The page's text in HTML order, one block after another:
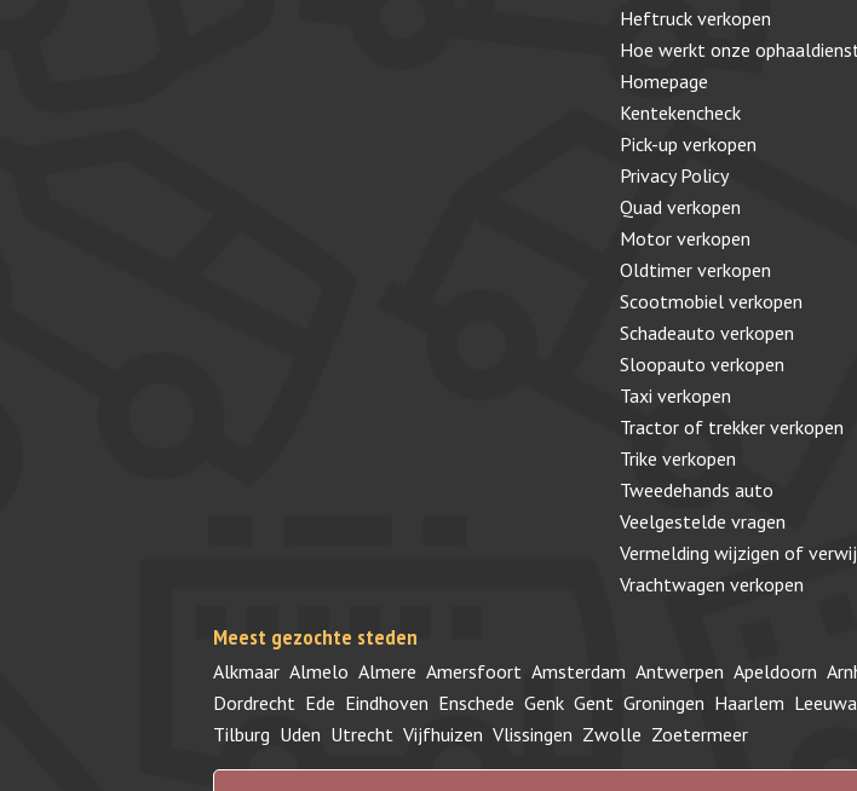
Heftruck verkopen
Hoe werkt onze
Homepage
Kentekencheck
Pick-up verkopen
Privacy Policy
Quad verkopen
Motor verkopen
Oldtimer verkopen
Scootmobiel verkopen
Schadeauto verkopen
Sloopauto verkopen
Taxi verkopen
Tractor of trekker verkopen
Trike verkopen
Tweedehands auto
Veelgestelde vragen
Vermelding wijzigen of
Vrachtwagen verkopen
Meest gezochte steden
Alkmaar Almelo Almere Amersfoort Amsterdam Antwerpen Apeldoorn
Dordrecht Ede Eindhoven Enschede Genk Gent Groningen Haarlem
Tilburg Uden Utrecht Vijfhuizen Vlissingen Zwolle Zoetermeer